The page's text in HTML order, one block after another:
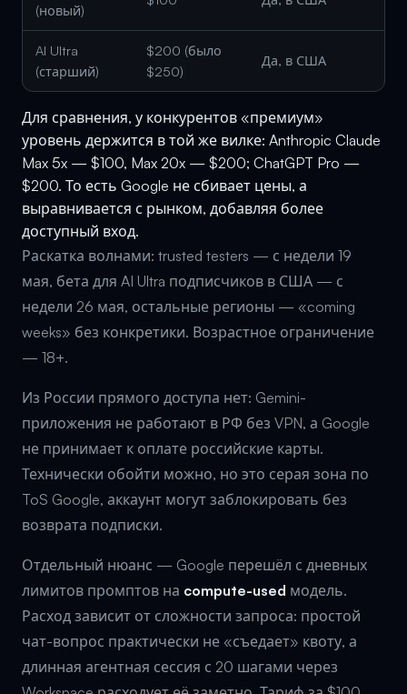
(новый)
AI Ultra
(старший)
$200 (было
$250)
Да, в США
Для сравнения, у конкурентов «премиум»
уровень держится в той же вилке: Anthropic Claude
Max 5x — $100, Max 20x — $200; ChatGPT Pro —
$200. То есть Google не сбивает цены, а
выравнивается с рынком, добавляя более
доступный вход.
Раскатка волнами: trusted testers — с недели 19
мая, бета для AI Ultra подписчиков в США — с
недели 26 мая, остальные регионы — «coming
weeks» без конкретики. Возрастное ограничение
— 18+.
Из России прямого доступа нет: Gemini-
приложения не работают в РФ без VPN, а Google
не принимает к оплате российские карты.
Технически обойти можно, но это серая зона по
ToS Google, аккаунт могут заблокировать без
возврата подписки.
Отдельный нюанс — Google перешёл с дневных
лимитов промптов на compute-used модель.
Расход зависит от сложности запроса: простой
чат-вопрос практически не «съедает» квоту, а
длинная агентная сессия с 20 шагами через